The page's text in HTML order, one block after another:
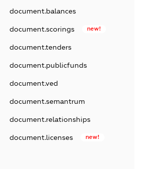
document.balances
document.scorings new!
document.tenders
document.publicfunds
document.ved
document.semantrum
document.relationships
document.licenses new!